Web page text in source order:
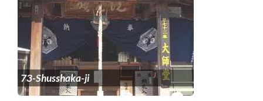
73-Shusshaka-ji